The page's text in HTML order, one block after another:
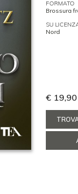
€ 19,90
FORMATO
Brossura
SU
Nord